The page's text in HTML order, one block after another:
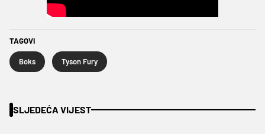
TAGOVI
Boks Tyson Fury
SLJEDEĆA VIJEST